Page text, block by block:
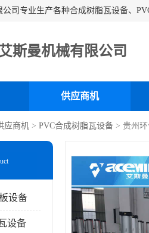
斯曼机械有限公司
供应商机
应商机 > PVC合成树脂瓦设备 > 贵州
设备
设备